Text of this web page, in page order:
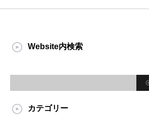
Website内検索
カテゴリー